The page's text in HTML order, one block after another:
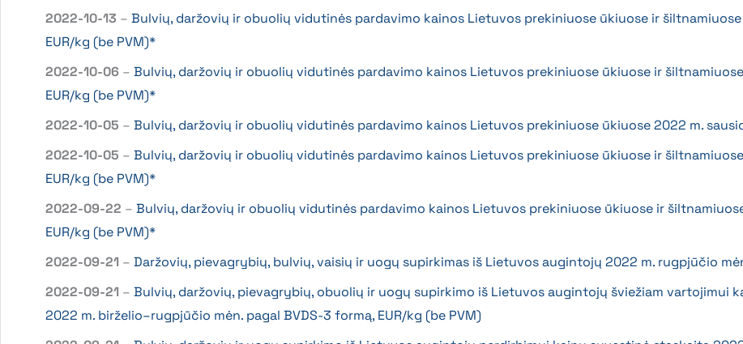
2022-10-13 – Bulvių, daržovių ir obuolių vidutinės pardavimo kainos Lietuvos prekiniuose ūkiuose ir šiltnamiuose
EUR/kg (be PVM)*
2022-10-06 – Bulvių, daržovių ir obuolių vidutinės pardavimo kainos Lietuvos prekiniuose ūkiuose ir
EUR/kg (be PVM)*
2022-10-05 – Bulvių, daržovių ir obuolių vidutinės pardavimo kainos Lietuvos prekiniuose ūkiuose 2022 m.
2022-10-05 – Bulvių, daržovių ir obuolių vidutinės pardavimo kainos Lietuvos prekiniuose ūkiuose ir
EUR/kg (be PVM)*
2022-09-22 – Bulvių, daržovių ir obuolių vidutinės pardavimo kainos Lietuvos prekiniuose ūkiuose ir
EUR/kg (be PVM)*
2022-09-21 – Daržovių, pievagrybių, bulvių, vaisių ir uogų supirkimas iš Lietuvos augintojų 2022 m. rugpjūčio
2022-09-21 – Bulvių, daržovių, pievagrybių, obuolių ir uogų supirkimo iš Lietuvos augintojų šviežiam vartojimui
2022 m. birželio–rugpjūčio mėn. pagal BVDS-3 formą, EUR/kg (be PVM)